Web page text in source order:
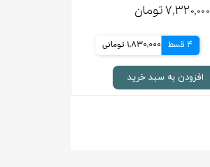
۷,۳۲۰,۰۰۰ تومان
4 قسط 1,830,000 تومانی
افزودن به سبد خرید